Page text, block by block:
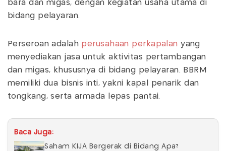
bara dan migas, dengan kegiatan usaha utama di
bidang pelayaran.
Perseroan adalah perusahaan perkapalan yang
menyediakan jasa untuk aktivitas pertambangan
dan migas, khususnya di bidang pelayaran. BBRM
memiliki dua bisnis inti, yakni kapal penarik dan
tongkang, serta armada lepas pantai.
Baca Juga:
Saham KIJA Bergerak di Bidang Apa?